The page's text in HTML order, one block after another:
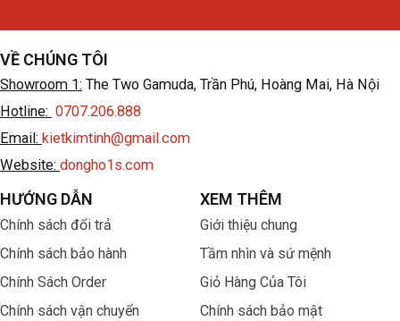
VỀ CHÚNG TÔI
Showroom 1: The Two Gamuda, Trần Phú, Hoàng Mai, Hà Nội
Hotline: 0707.206.888
Email: kietkimtinh@gmail.com
Website: dongho1s.com
HƯỚNG DẪN
Chính sách đổi trả
Chính sách bảo hành
Chính Sách Order
Chính sách vận chuyển
XEM THÊM
Giới thiệu chung
Tầm nhìn và sứ mệnh
Giỏ Hàng Của Tôi
Chính sách bảo mật